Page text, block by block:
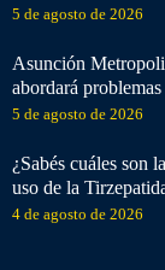
5 de agosto de 2026
Asunción
abordará
5 de agosto de 2026
¿Sabés cuáles son
uso de la
4 de agosto de 2026